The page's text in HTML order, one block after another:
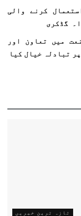
کرنے والی
گڈکری
میں تعاون اور
تبادلہ خیال کیا
تازہ ترین خبریں